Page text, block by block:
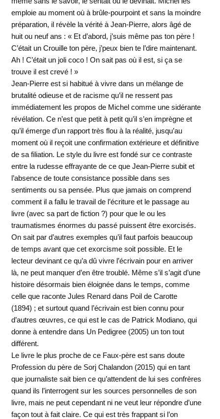
emploie au moment où à brûle-pourpoint et sans la moindre
préparation, il révèle la vérité à Jean-Pierre, alors âgé de
huit ou neuf ans : « Et d’abord, j’suis même pas ton père !
C’était un Crouille ton père, j’peux bien te l’dire maintenant.
Ah ! C’était un joli coco ! On sait pas où il est, si ça se
trouve il est crevé ! »
Jean-Pierre est si habitué à vivre dans un mélange de
brutalité odieuse et de racisme qu’il ne ressent pas
immédiatement les propos de Michel comme une sidérante
révélation. Ce n’est que petit à petit qu’il s’en imprègne et
qu’il émerge d’un rapport très flou à la réalité, jusqu’au
moment où il reçoit une confirmation extérieure et définitive
de sa filiation. Le style du livre est fondé sur ce contraste
entre la rudesse effrayante de ce que Jean-Pierre subit et
l’absence de toute consistance possible dans ses
sentiments ou sa pensée. Plus que jamais on comprend
comment il a fallu le travail de l’écriture et le passage au
livre (avec sa part de fiction ?) pour que le ou les
traumatismes énormes du passé puissent être exorcisés.
On sait par d’autres exemples qu’il faut parfois beaucoup
de temps avant que cet exorcisme soit possible. Et le
lecteur devinant ce qu’a dû vivre l’écrivain pour en arriver
là, ne peut manquer d’en être troublé. Même s’il s’agit d’une
histoire désormais bien éloignée dans le temps, comme
celle que raconte Jules Renard dans Poil de Carotte
(1894) ; et surtout quand l’écrivain est bien connu pour
d’autres œuvres, ce qui est le cas de Patrick Modiano, qui
donne à entendre dans Un Pedigree (2005) un ton tout
différent.
Le livre le plus proche de ce Faux-père est sans doute
Profession du père de Sorj Chalandon (2015) qui en tant
que journaliste sait bien ce qu’attendent de lui ses confrères
quand ils l’interrogent sur les sources personnelles de son
livre, mais ne peut cependant ni ne veut leur répondre d’une
façon tout à fait claire. Ce qui est très frappant si l’on